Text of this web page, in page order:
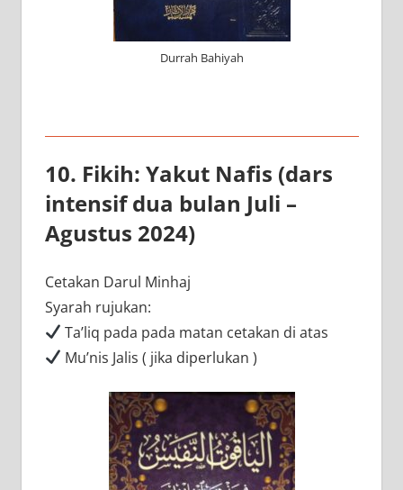
Durrah Bahiyah
10. Fikih: Yakut Nafis (dars
intensif dua bulan Juli –
Agustus 2024)
Cetakan Darul Minhaj
Syarah rujukan:
Ta’liq pada pada matan cetakan di atas
Mu’nis Jalis ( jika diperlukan )